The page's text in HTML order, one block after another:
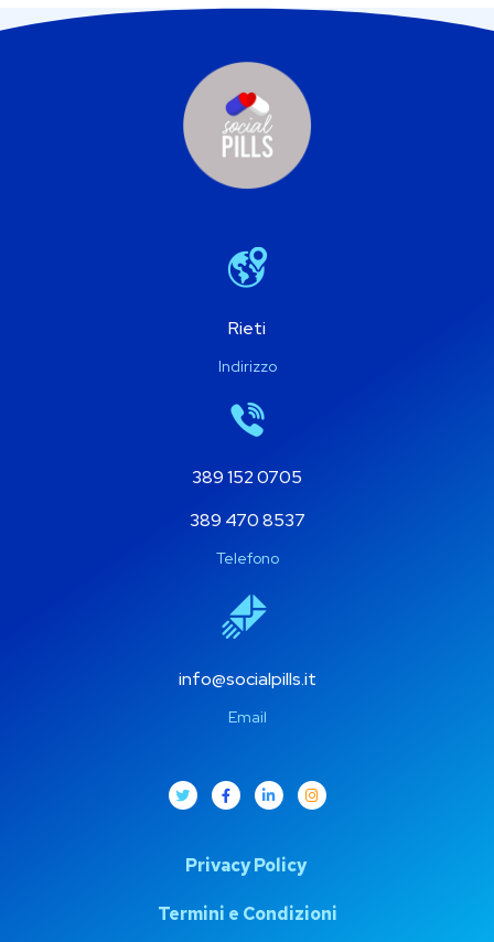
Rieti
Indirizzo
389 152 0705
389 470 8537
Telefono
info@socialpills.it
Email
Privacy Policy
Termini e Condizioni